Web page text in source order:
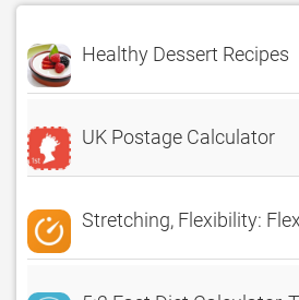
Healthy Dessert Recipes
UK Postage Calculator
Stretching, Flexibility: Flex